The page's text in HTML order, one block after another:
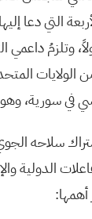
التي دعا
وتلزمُ
في سورية،
سلاحه
الدولية